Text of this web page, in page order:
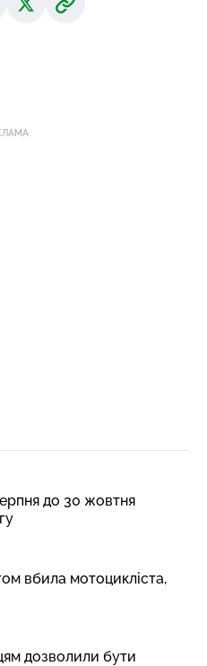
до 30 жовтня
вбила мотоцикліста,
дозволили бути